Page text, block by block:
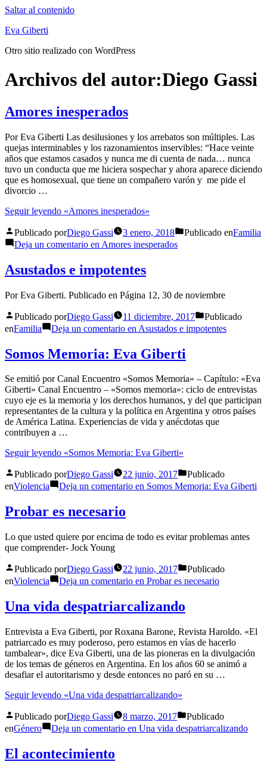
Saltar al contenido
Eva Giberti
Otro sitio realizado con WordPress
Archivos del autor:Diego Gassi
Amores inesperados
Por Eva Giberti Las desilusiones y los arrebatos son múltiples. Las
quejas interminables y los razonamientos inservibles: “Hace veinte
años que estamos casados y nunca me di cuenta de nada… nunca
tuvo un conducta que me hiciera sospechar y ahora aparece diciendo
que es homosexual, que tiene un compañero varón y me pide el
divorcio …
Seguir leyendo «Amores inesperados»
Publicado porDiego Gassi 3 enero, 2018 Publicado enFamilia
Deja un comentario en Amores inesperados
Asustados e impotentes
Por Eva Giberti. Publicado en Página 12, 30 de noviembre
Publicado porDiego Gassi 11 diciembre, 2017
Publicado
enFamilia Deja un comentario en Asustados e impotentes
Somos Memoria: Eva Giberti
Se emitió por Canal Encuentro «Somos Memoria» – Capítulo: «Eva
Giberti» Canal Encuentro – «Somos memoria»: ciclo de entrevistas
cuyo eje es la memoria y los derechos humanos, y del que participan
representantes de la cultura y la política en Argentina y otros países
de América Latina. Experiencias de vida y anécdotas que
contribuyen a …
Seguir leyendo «Somos Memoria: Eva Giberti»
Publicado porDiego Gassi 22 junio, 2017
Publicado
enViolencia Deja un comentario en Somos Memoria: Eva Giberti
Probar es necesario
Lo que usted quiere por encima de todo es evitar problemas antes
que comprender- Jock Young
Publicado porDiego Gassi 22 junio, 2017
Publicado
enViolencia Deja un comentario en Probar es necesario
Una vida despatriarcalizando
Entrevista a Eva Giberti, por Roxana Barone, Revista Haroldo. «El
patriarcado es muy poderoso, pero estamos en vías de hacerlo
tambalear», dice Eva Giberti, una de las pioneras en la divulgación
de los temas de géneros en Argentina. En los años 60 se animó a
desafiar el autoritarismo y desde entonces no paró en su …
Seguir leyendo «Una vida despatriarcalizando»
Publicado porDiego Gassi 8 marzo, 2017
Publicado
enGénero Deja un comentario en Una vida despatriarcalizando
El acontecimiento